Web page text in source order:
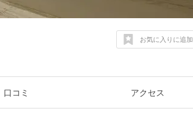
お気に入りに追加
口コミ アクセス